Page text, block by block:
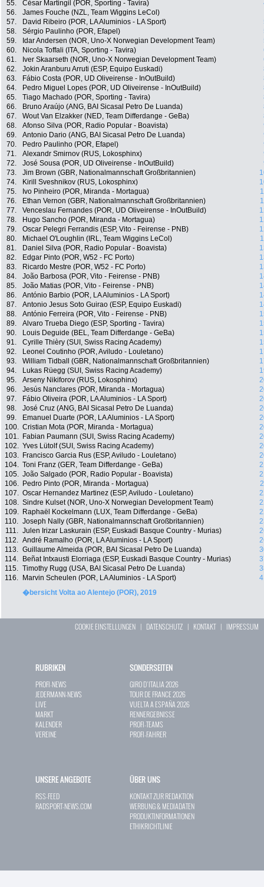
55.
César Martingil (POR, Sporting - Tavira)
56.
James Fouche (NZL, Team Wiggins LeCol)
57.
David Ribeiro (POR, LA Aluminios - LA Sport)
58.
Sérgio Paulinho (POR, Efapel)
59.
Idar Andersen (NOR, Uno-X Norwegian Development Team)
60.
Nicola Toffali (ITA, Sporting - Tavira)
61.
Iver Skaarseth (NOR, Uno-X Norwegian Development Team)
62.
Jokin Aranburu Arruti (ESP, Equipo Euskadi)
63.
Fábio Costa (POR, UD Oliveirense - InOutBuild)
64.
Pedro Miguel Lopes (POR, UD Oliveirense - InOutBuild)
65.
Tiago Machado (POR, Sporting - Tavira)
66.
Bruno Araújo (ANG, BAI Sicasal Petro De Luanda)
67.
Wout Van Elzakker (NED, Team Differdange - GeBa)
68.
Afonso Silva (POR, Radio Popular - Boavista)
69.
Antonio Dario (ANG, BAI Sicasal Petro De Luanda)
70.
Pedro Paulinho (POR, Efapel)
71.
Alexandr Smirnov (RUS, Lokosphinx)
72.
José Sousa (POR, UD Oliveirense - InOutBuild)
73.
Jim Brown (GBR, Nationalmannschaft Großbritannien)
74.
Kirill Sveshnikov (RUS, Lokosphinx)
75.
Ivo Pinheiro (POR, Miranda - Mortagua)
76.
Ethan Vernon (GBR, Nationalmannschaft Großbritannien)
77.
Venceslau Fernandes (POR, UD Oliveirense - InOutBuild)
78.
Hugo Sancho (POR, Miranda - Mortagua)
79.
Oscar Pelegri Ferrandis (ESP, Vito - Feirense - PNB)
80.
Michael O'Loughlin (IRL, Team Wiggins LeCol)
81.
Daniel Silva (POR, Radio Popular - Boavista)
82.
Edgar Pinto (POR, W52 - FC Porto)
83.
Ricardo Mestre (POR, W52 - FC Porto)
84.
João Barbosa (POR, Vito - Feirense - PNB)
85.
João Matias (POR, Vito - Feirense - PNB)
86.
António Barbio (POR, LA Aluminios - LA Sport)
87.
Antonio Jesus Soto Guirao (ESP, Equipo Euskadi)
88.
António Ferreira (POR, Vito - Feirense - PNB)
89.
Alvaro Trueba Diego (ESP, Sporting - Tavira)
90.
Louis Deguide (BEL, Team Differdange - GeBa)
91.
Cyrille Thièry (SUI, Swiss Racing Academy)
92.
Leonel Coutinho (POR, Aviludo - Louletano)
93.
William Tidball (GBR, Nationalmannschaft Großbritannien)
94.
Lukas Rüegg (SUI, Swiss Racing Academy)
95.
Arseny Nikiforov (RUS, Lokosphinx)
96.
Jesús Nanclares (POR, Miranda - Mortagua)
97.
Fábio Oliveira (POR, LA Aluminios - LA Sport)
98.
José Cruz (ANG, BAI Sicasal Petro De Luanda)
99.
Emanuel Duarte (POR, LA Aluminios - LA Sport)
100. Cristian Mota (POR, Miranda - Mortagua)
101.
Fabian Paumann (SUI, Swiss Racing Academy)
102. Yves Lütolf (SUI, Swiss Racing Academy)
103.
Francisco Garcia Rus (ESP, Aviludo - Louletano)
104. Toni Franz (GER, Team Differdange - GeBa)
105. João Salgado (POR, Radio Popular - Boavista)
106.
Pedro Pinto (POR, Miranda - Mortagua)
107. Oscar Hernandez Martinez (ESP, Aviludo - Louletano)
108. Sindre Kulset (NOR, Uno-X Norwegian Development Team)
109.
Raphaël Kockelmann (LUX, Team Differdange - GeBa)
110. Joseph Nally (GBR, Nationalmannschaft Großbritannien)
111. Julen Irizar Laskurain (ESP, Euskadi Basque Country - Murias)
112. André Ramalho (POR, LA Aluminios - LA Sport)
113. Guillaume Almeida (POR, BAI Sicasal Petro De Luanda)
114.
Beñat Intxausti Elorriaga (ESP, Euskadi Basque Country - Murias)
115. Timothy Rugg (USA, BAI Sicasal Petro De Luanda)
116.
Marvin Scheulen (POR, LA Aluminios - LA Sport)
�bersicht Volta ao Alentejo (POR), 2019
COOKIE EINSTELLUNGEN | DATENSCHUTZ | KONTAKT| IMPRESSUM
RUBRIKEN
PROFI-NEWS
JEDERMANN-NEWS
LIVE
MARKT
KALENDER
VEREINE
SONDERSEITEN
GIRO D`ITALIA 2026
TOUR DE FRANCE 2026
VUELTA A ESPAÑA 2026
RENNERGEBNISSE
PROFI-TEAMS
PROFI-FAHRER
UNSERE ANGEBOTE
RSS-FEED
RADSPORT-NEWS.COM
ÜBER UNS
KONTAKT ZUR REDAKTION
WERBUNG & MEDIADATEN
PRODUKTINFORMATIONEN
ETHIKRICHTLINIE